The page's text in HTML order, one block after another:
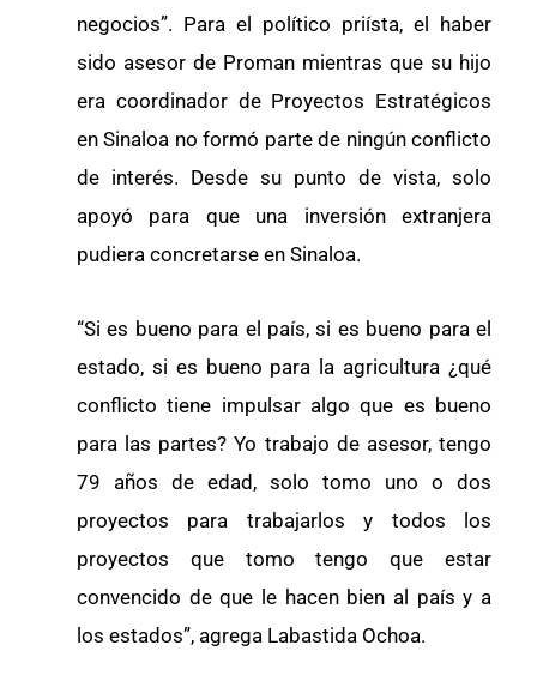
negocios”. Para el político priísta, el haber
sido asesor de Proman mientras que su hijo
era coordinador de Proyectos Estratégicos
en Sinaloa no formó parte de ningún conflicto
de interés. Desde su punto de vista, solo
apoyó para que una inversión extranjera
pudiera concretarse en Sinaloa.
“Si es bueno para el país, si es bueno para el
estado, si es bueno para la agricultura ¿qué
conflicto tiene impulsar algo que es bueno
para las partes? Yo trabajo de asesor, tengo
79 años de edad, solo tomo uno o dos
proyectos para trabajarlos y todos los
proyectos que tomo tengo que estar
convencido de que le hacen bien al país y a
los estados”, agrega Labastida Ochoa.